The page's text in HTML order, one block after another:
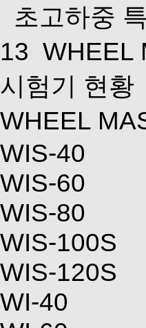
초고하중
13 WHEEL
시험기 현황
WHEEL
WIS-40
WIS-60
WIS-80
WIS-100S
WIS-120S
WI-40